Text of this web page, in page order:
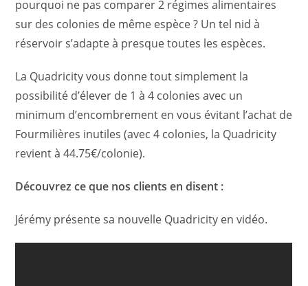
pourquoi ne pas comparer 2 régimes alimentaires
sur des colonies de même espèce ? Un tel nid à
réservoir s’adapte à presque toutes les espèces.
La Quadricity vous donne tout simplement la
possibilité d’élever de 1 à 4 colonies avec un
minimum d’encombrement en vous évitant l’achat de
Fourmilières inutiles (avec 4 colonies, la Quadricity
revient à 44.75€/colonie).
Découvrez ce que nos clients en disent :
Jérémy présente sa nouvelle Quadricity en vidéo.